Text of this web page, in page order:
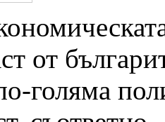
от
голяма